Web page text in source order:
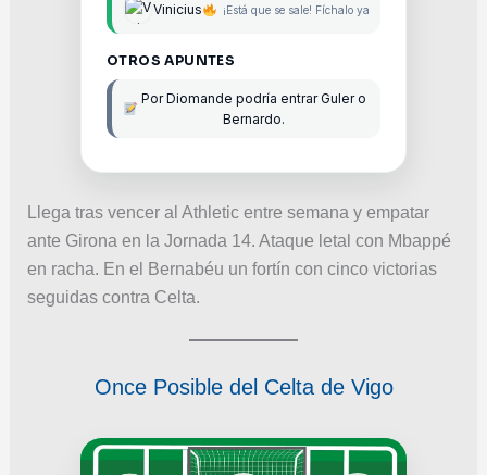
Vinicius ¡Está que se sale! Fíchalo ya
OTROS APUNTES
Por Diomande podría entrar Guler o
Bernardo.
Llega tras vencer al Athletic entre semana y empatar
ante Girona en la Jornada 14. Ataque letal con Mbappé
en racha. En el Bernabéu un fortín con cinco victorias
seguidas contra Celta.
Once Posible del Celta de Vigo